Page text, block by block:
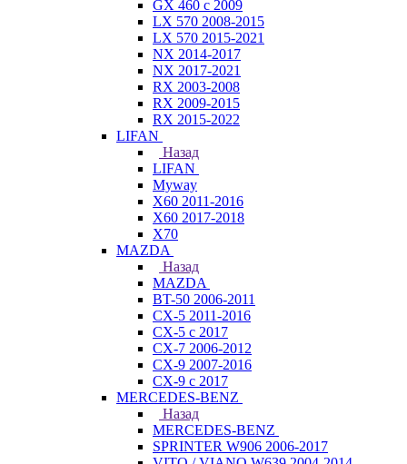
GX 460 с 2009
LX 570 2008-2015
LX 570 2015-2021
NX 2014-2017
NX 2017-2021
RX 2003-2008
RX 2009-2015
RX 2015-2022
LIFAN
Назад
LIFAN
Myway
X60 2011-2016
X60 2017-2018
X70
MAZDA
Назад
MAZDA
BT-50 2006-2011
CX-5 2011-2016
CX-5 с 2017
CX-7 2006-2012
CX-9 2007-2016
CX-9 с 2017
MERCEDES-BENZ
Назад
MERCEDES-BENZ
SPRINTER W906 2006-2017